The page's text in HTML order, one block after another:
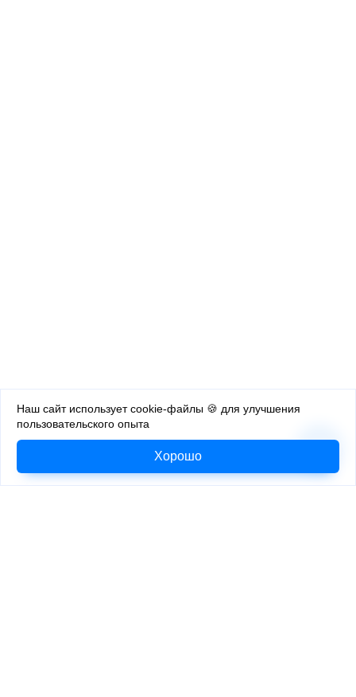
Наш сайт использует cookie-файлы 🍪 для улучшения
пользовательского опыта
Хорошо